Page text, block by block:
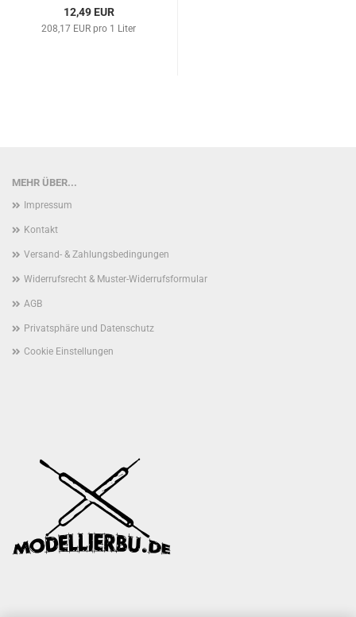
12,49 EUR
208,17 EUR pro 1 Liter
MEHR ÜBER...
Impressum
Kontakt
Versand- & Zahlungsbedingungen
Widerrufsrecht & Muster-Widerrufsformular
AGB
Privatsphäre und Datenschutz
Cookie Einstellungen